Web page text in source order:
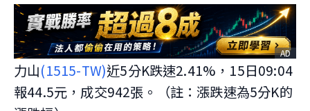
AD
力山(1515-TW)近5分K跌速2.41%，15日09:04
報44.5元，成交942張。（註：漲跌速為5分K的